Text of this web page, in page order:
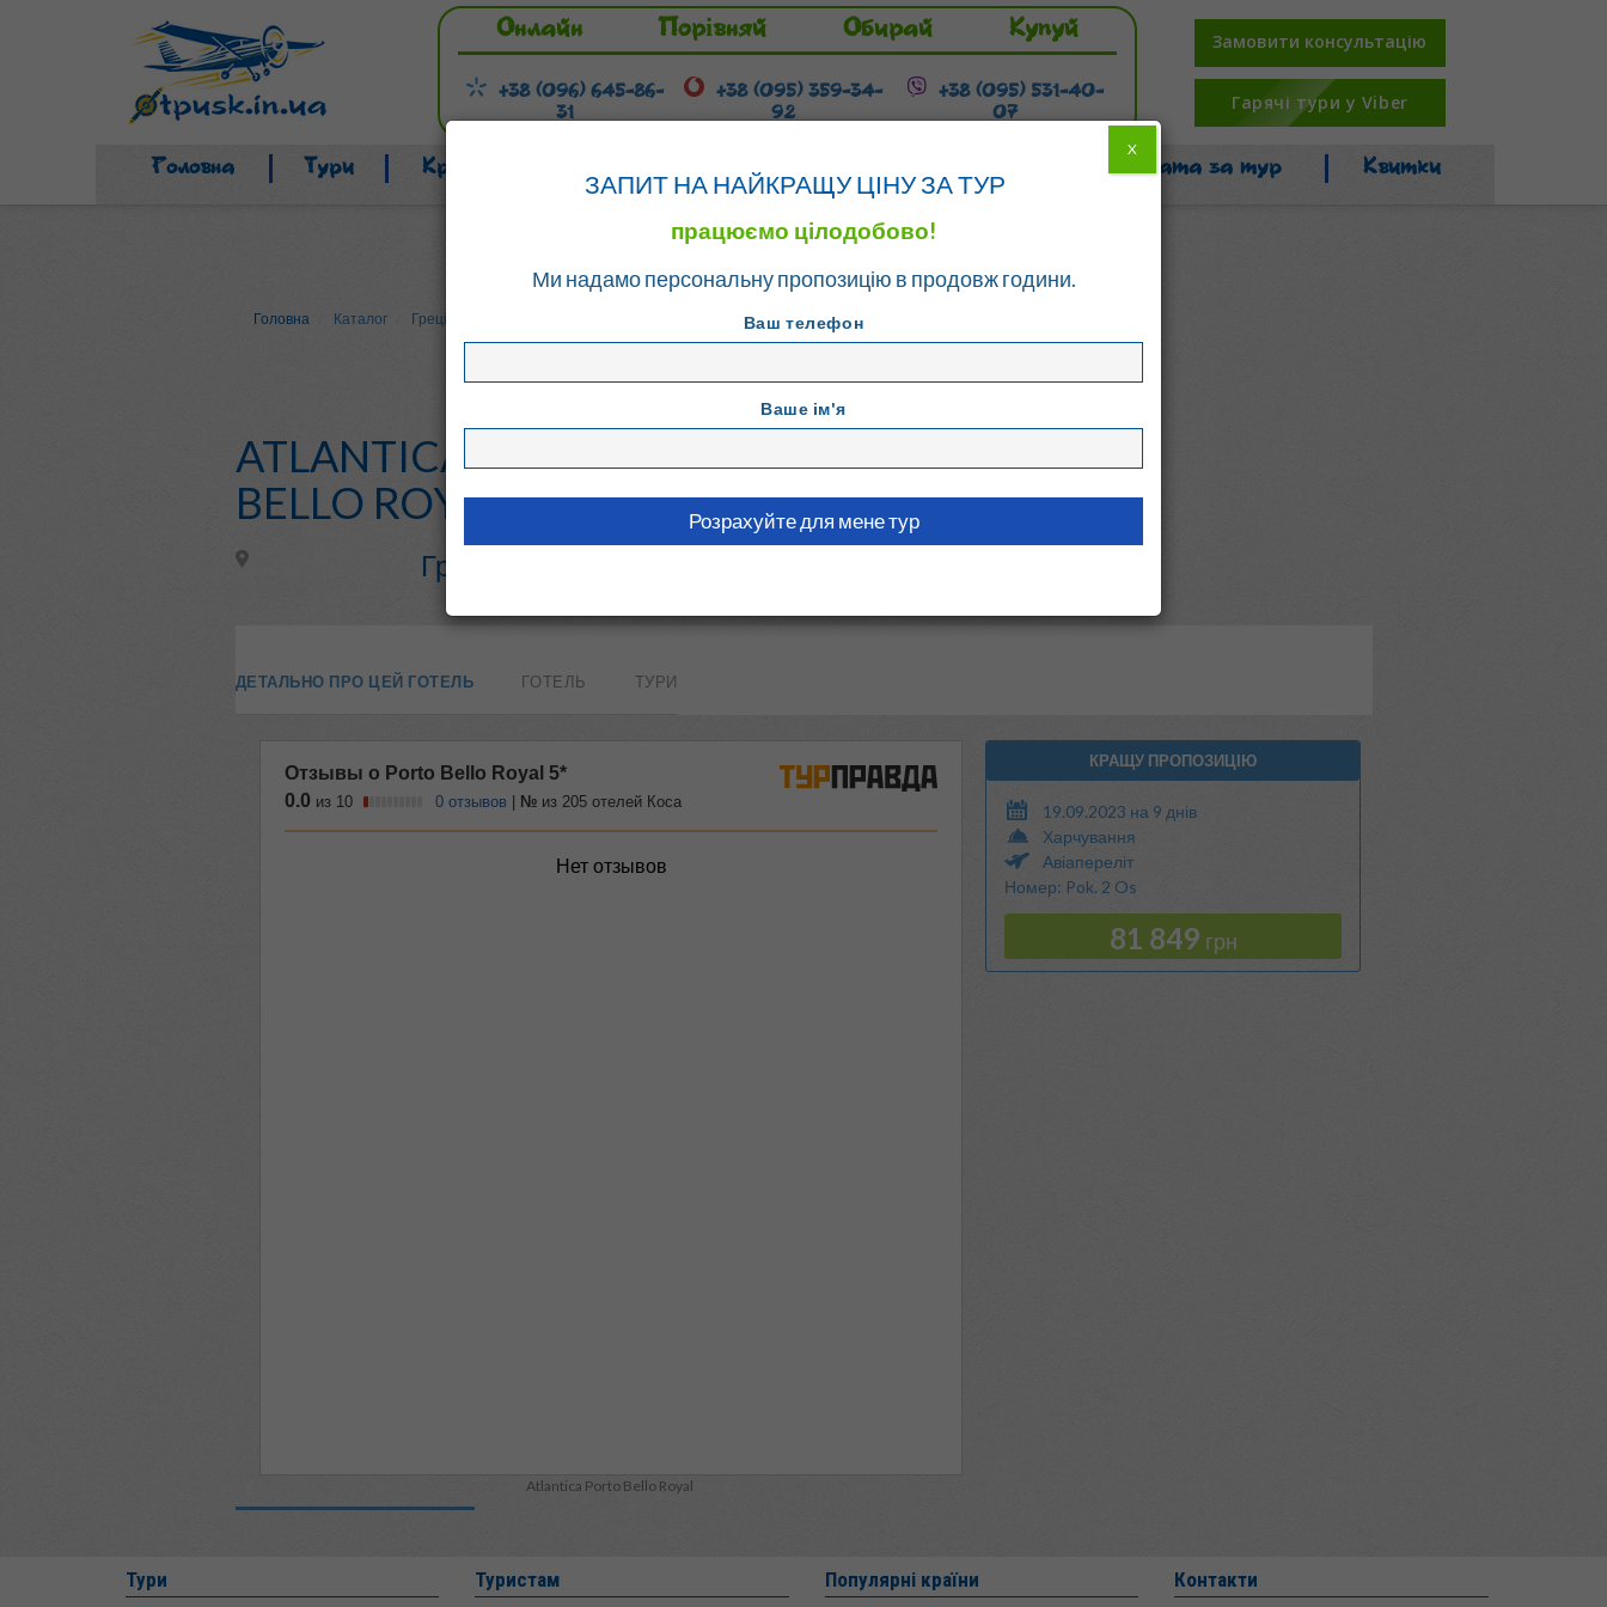
Онлайн Порівняй Обирай Купуй
+38 (096) 645-86-
31
+38 (095) 359-34-
92
+38 (095) 531-40-
07
Замовити консультацію
Гарячі тури у Viber
Головна Тури Країни Оплата за тур Квитки
Головна Каталог Греція
ATLANTICA PORTO
BELLO ROYAL
Греція, о. Кос
ДЕТАЛЬНО ПРО ЦЕЙ ГОТЕЛЬ ГОТЕЛЬ ТУРИ
Atlantica Porto Bello Royal
КРАЩУ ПРОПОЗИЦІЮ
19.09.2023 на 9 днів
Харчування
Авіапереліт
Номер: Pok. 2 Os
81 849 грн
Тури Туристам Популярні країни Контакти
ЗАПИТ НА НАЙКРАЩУ ЦІНУ ЗА ТУР
працюємо цілодобово!
Ми надамо персональну пропозицію в продовж години.
Ваш телефон
Ваше ім'я
X